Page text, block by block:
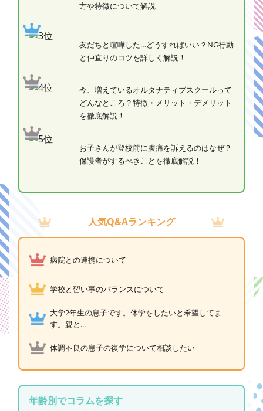
方や特徴について解説
友だちと喧嘩した…どうすればいい？NG行動
と仲直りのコツを詳しく解説！
今、増えているオルタナティブスクールって
どんなところ？特徴・メリット・デメリット
を徹底解説！
お子さんが登校前に腹痛を訴えるのはなぜ？
保護者がするべきことを徹底解説！
人気Q&Aランキング
病院との連携について
学校と習い事のバランスについて
大学2年生の息子です。休学をしたいと希望してま
す。親と...
体調不良の息子の復学について相談したい
年齢別でコラムを探す